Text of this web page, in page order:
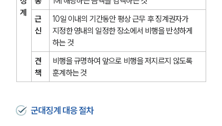
계
근
신
10일 이내의 기간동안 평상 근무 후 징계권자가
지정한 영내의 일정한 장소에서 비행을 반성하게
하는 것
견
책
비행을 규명하여 앞으로 비행을 저지르지 않도록
훈계하는 것
군대징계 대응 절차